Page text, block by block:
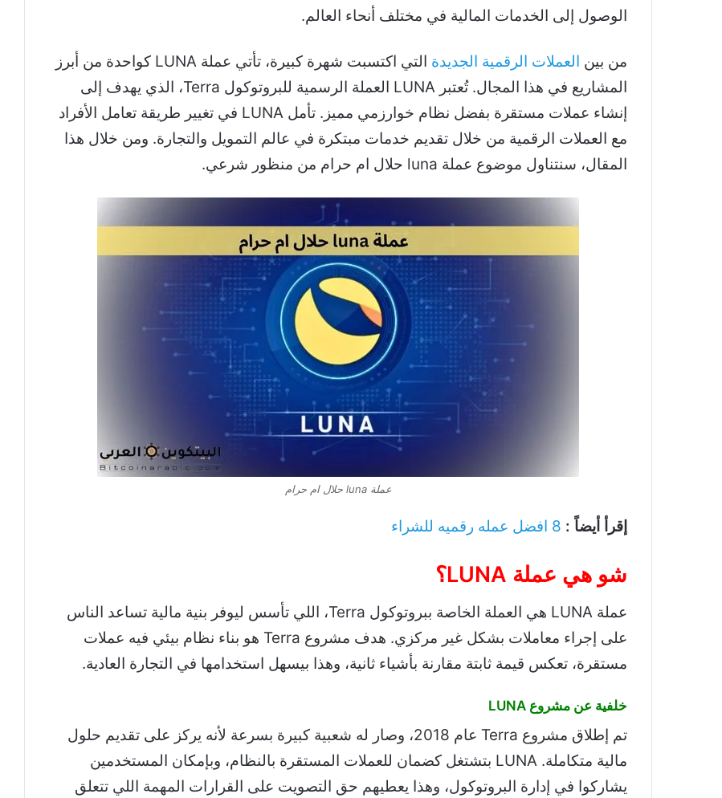
الوصول إلى الخدمات المالية في مختلف أنحاء العالم.
من بين العملات الرقمية الجديدة
التي اكتسبت شهرة كبيرة، تأتي عملة LUNA كواحدة من أبرز
المشاريع في هذا المجال. تُعتبر LUNA العملة الرسمية للبروتوكول Terra، الذي يهدف إلى
إنشاء عملات مستقرة بفضل نظام خوارزمي مميز. تأمل LUNA في تغيير طريقة تعامل الأفراد
مع العملات الرقمية من خلال تقديم خدمات مبتكرة في عالم التمويل والتجارة. ومن خلال هذا
المقال، سنتناول موضوع عملة luna حلال ام حرام من منظور شرعي.
عملة luna حلال ام حرام
إقرأ أيضاً : 8 افضل عمله رقميه للشراء
شو هي عملة LUNA؟
عملة LUNA هي العملة الخاصة ببروتوكول Terra، اللي تأسس ليوفر بنية مالية تساعد الناس
على إجراء معاملات بشكل غير مركزي. هدف مشروع Terra هو بناء نظام بيئي فيه عملات
مستقرة، تعكس قيمة ثابتة مقارنة بأشياء ثانية، وهذا بيسهل استخدامها في التجارة العادية.
خلفية عن مشروع LUNA
تم إطلاق مشروع Terra عام 2018، وصار له شعبية كبيرة بسرعة لأنه يركز على تقديم حلول
مالية متكاملة. LUNA بتشتغل كضمان للعملات المستقرة بالنظام، وبإمكان المستخدمين
يشاركوا في إدارة البروتوكول، وهذا يعطيهم حق التصويت على القرارات المهمة اللي تتعلق